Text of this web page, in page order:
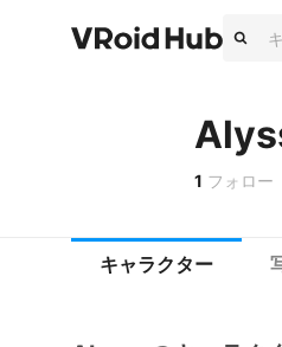
1 フォロー
キャラクター